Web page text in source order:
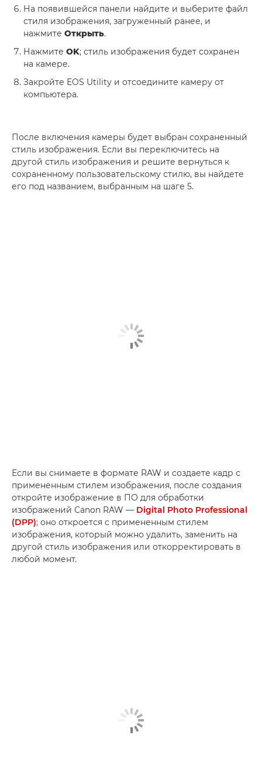
На появившейся панели найдите и выберите файл
стиля изображения, загруженный ранее, и
нажмите Открыть.
Нажмите OK; стиль изображения будет сохранен
на камере.
Закройте EOS Utility и отсоедините камеру от
компьютера.
После включения камеры будет выбран сохраненный
стиль изображения. Если вы переключитесь на
другой стиль изображения и решите вернуться к
сохраненному пользовательскому стилю, вы найдете
его под названием, выбранным на шаге 5.
Если вы снимаете в формате RAW и создаете кадр с
примененным стилем изображения, после создания
откройте изображение в ПО для обработки
изображений Canon RAW — Digital Photo Professional
(DPP); оно откроется с примененным стилем
изображения, который можно удалить, заменить на
другой стиль изображения или откорректировать в
любой момент.